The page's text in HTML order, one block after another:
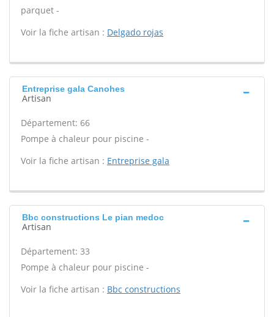
parquet -
Voir la fiche artisan : Delgado rojas
Entreprise gala Canohes
Artisan
Département: 66
Pompe à chaleur pour piscine -
Voir la fiche artisan : Entreprise gala
Bbc constructions Le pian medoc
Artisan
Département: 33
Pompe à chaleur pour piscine -
Voir la fiche artisan : Bbc constructions